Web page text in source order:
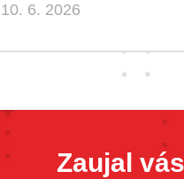
10. 6. 2026
Zaujal